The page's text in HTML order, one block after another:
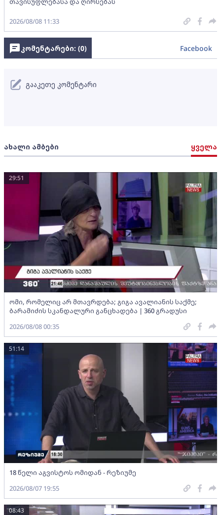
2026/08/08 11:33
ახალი ამბები ყველა
ომი, რომელიც არ მთავრდება; გიგა ავალიანის საქმე;
ბარამიძის სკანდალური განცხადება | 360 გრადუსი
29:51
2026/08/08 00:35
18 წელი აგვისტოს ომიდან - რეზიუმე
51:14
2026/08/07 19:55
08:43
კომენტარები: (0) Facebook
გააკეთე კომენტარი